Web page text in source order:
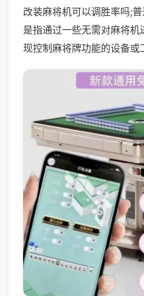
改装麻将机可以调胜率吗;
是指通过一些无需对麻将
现控制麻将牌功能的设备或